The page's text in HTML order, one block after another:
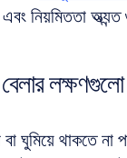
নিয়মিততা অত্যন্ত
বেলার
বা ঘুমিয়ে থাকতে না